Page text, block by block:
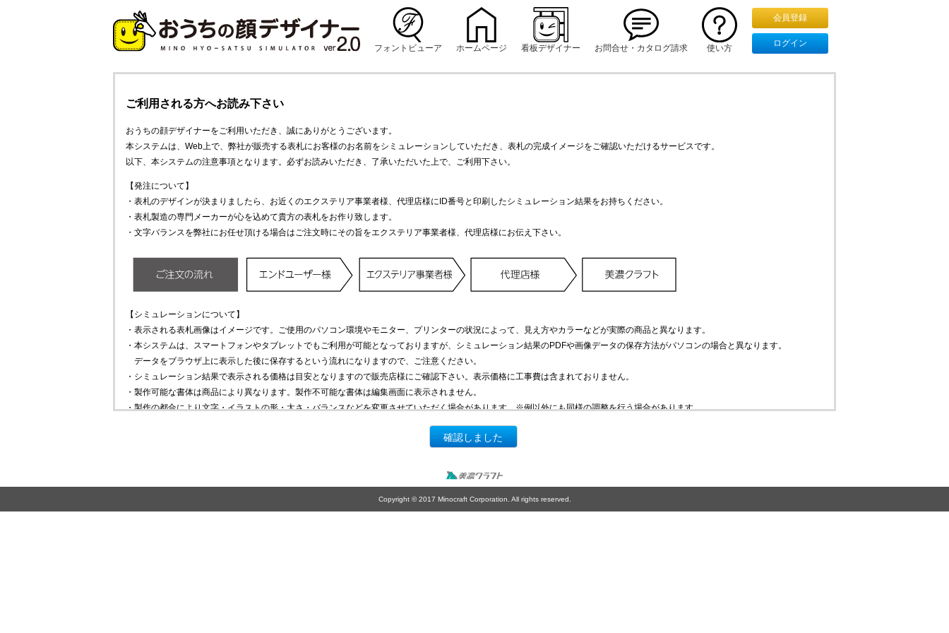
フォントビューア ホームページ 看板デザイナー お問合せ・カタログ請求 使い方
ご利用される方へお読み下さい
おうちの顔デザイナーをご利用いただき、誠にありがとうございます。
本システムは、Web上で、弊社が販売する表札にお客様のお名前をシミュレーションしていただき、表札の完成イメージをご確認いただけるサービスです。
以下、本システムの注意事項となります。必ずお読みいただき、了承いただいた上で、ご利用下さい。
【発注について】
・表札のデザインが決まりましたら、お近くのエクステリア事業者様、代理店様にID番号と印刷したシミュレーション結果をお持ちください。
・表札製造の専門メーカーが心を込めて貴方の表札をお作り致します。
・文字バランスを弊社にお任せ頂ける場合はご注文時にその旨をエクステリア事業者様、代理店様にお伝え下さい。
【シミュレーションについて】
・表示される表札画像はイメージです。ご使用のパソコン環境やモニター、プリンターの状況によって、見え方やカラーなどが実際の商品と異なります。
・本システムは、スマートフォンやタブレットでもご利用が可能となっておりますが、シミュレーション結果のPDFや画像データの保存方法がパソコンの場合と異なります。
データをブラウザ上に表示した後に保存するという流れになりますので、ご注意ください。
・シミュレーション結果で表示される価格は目安となりますので販売店様にご確認下さい。表示価格に工事費は含まれておりません。
・製作可能な書体は商品により異なります。製作不可能な書体は編集画面に表示されません。
・製作の都合により文字・イラストの形・太さ・バランスなどを変更させていただく場合があります。※例以外にも同様の調整を行う場合があります。
確認しました
Copyright © 2017 Minocraft Corporation. All rights reserved.